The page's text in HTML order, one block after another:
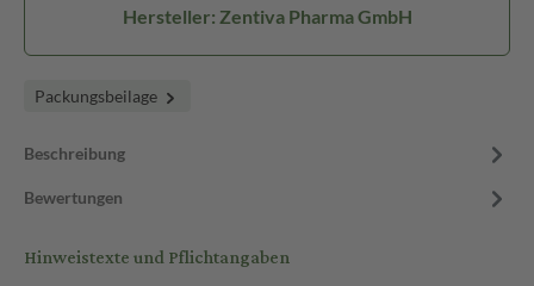
Hersteller: Zentiva Pharma GmbH
Packungsbeilage
Beschreibung
Bewertungen
Hinweistexte und Pflichtangaben